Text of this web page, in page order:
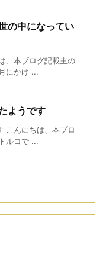
の中になってい
、本ブログ記載主の
にかけ ...
ようです
こんにちは、本ブロ
ルコで ...